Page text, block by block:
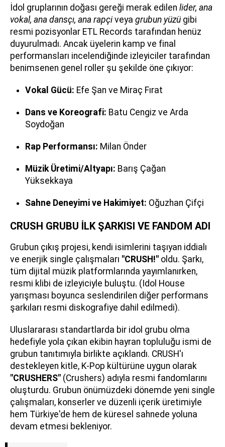
İdol gruplarının doğası gereği merak edilen lider, ana
vokal, ana dansçı, ana rapçi veya grubun yüzü gibi
resmi pozisyonlar ETL Records tarafından henüz
duyurulmadı. Ancak üyelerin kamp ve final
performansları incelendiğinde izleyiciler tarafından
benimsenen genel roller şu şekilde öne çıkıyor:
Vokal Gücü: Efe Şan ve Miraç Fırat
Dans ve Koreografi: Batu Cengiz ve Arda
Soydoğan
Rap Performansı: Milan Önder
Müzik Üretimi/Altyapı: Barış Çağan
Yüksekkaya
Sahne Deneyimi ve Hakimiyet: Oğuzhan Çifçi
CRUSH GRUBU İLK ŞARKISI VE FANDOM ADI
Grubun çıkış projesi, kendi isimlerini taşıyan iddialı
ve enerjik single çalışmaları "CRUSH!" oldu. Şarkı,
tüm dijital müzik platformlarında yayımlanırken,
resmi klibi de izleyiciyle buluştu. (Idol House
yarışması boyunca seslendirilen diğer performans
şarkıları resmi diskografiye dahil edilmedi).
Uluslararası standartlarda bir idol grubu olma
hedefiyle yola çıkan ekibin hayran topluluğu ismi de
grubun tanıtımıyla birlikte açıklandı. CRUSH'ı
destekleyen kitle, K-Pop kültürüne uygun olarak
"CRUSHERS" (Crushers) adıyla resmi fandomlarını
oluşturdu. Grubun önümüzdeki dönemde yeni single
çalışmaları, konserler ve düzenli içerik üretimiyle
hem Türkiye'de hem de küresel sahnede yoluna
devam etmesi bekleniyor.